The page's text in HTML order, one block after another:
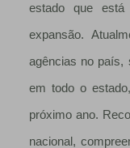
estado que
expansão.
agências no país,
em todo o
próximo ano.
nacional,